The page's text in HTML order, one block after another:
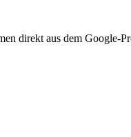
direkt aus dem